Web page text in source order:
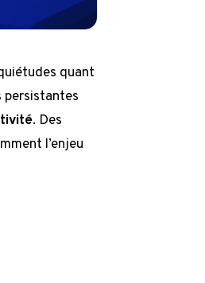
quant
persistantes
. Des
l’enjeu